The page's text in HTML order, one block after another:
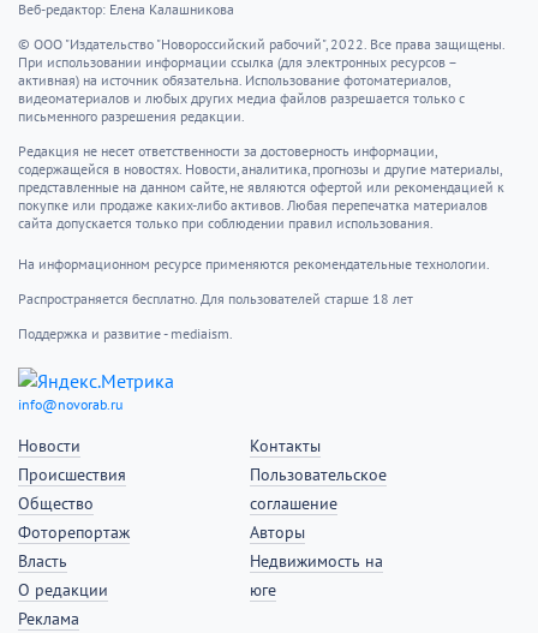
Веб-редактор: Елена Калашникова
© ООО "Издательство "Новороссийский рабочий", 2022. Все права защищены.
При использовании информации ссылка (для электронных ресурсов –
активная) на источник обязательна. Использование фотоматериалов,
видеоматериалов и любых других медиа файлов разрешается только с
письменного разрешения редакции.
Редакция не несет ответственности за достоверность информации,
содержащейся в новостях. Новости, аналитика, прогнозы и другие материалы,
представленные на данном сайте, не являются офертой или рекомендацией к
покупке или продаже каких-либо активов. Любая перепечатка материалов
сайта допускается только при соблюдении правил использования.
На информационном ресурсе применяются рекомендательные технологии.
Распространяется бесплатно. Для пользователей старше 18 лет
Поддержка и развитие - mediaism.
info@novorab.ru
Новости
Происшествия
Общество
Фоторепортаж
Власть
О редакции
Реклама
Контакты
Пользовательское
соглашение
Авторы
Недвижимость на
юге